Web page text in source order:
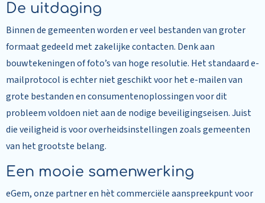
De uitdaging
Binnen de gemeenten worden er veel bestanden van groter
formaat gedeeld met zakelijke contacten. Denk aan
bouwtekeningen of foto’s van hoge resolutie. Het standaard e-
mailprotocol is echter niet geschikt voor het e-mailen van
grote bestanden en consumentenoplossingen voor dit
probleem voldoen niet aan de nodige beveiligingseisen. Juist
die veiligheid is voor overheidsinstellingen zoals gemeenten
van het grootste belang.
Een mooie samenwerking
eGem, onze partner en hèt commerciële aanspreekpunt voor